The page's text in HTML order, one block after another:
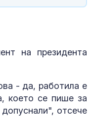
на президента
- да, работила е
което се пише за
отсече